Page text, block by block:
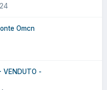
Omcn
VENDUTO -